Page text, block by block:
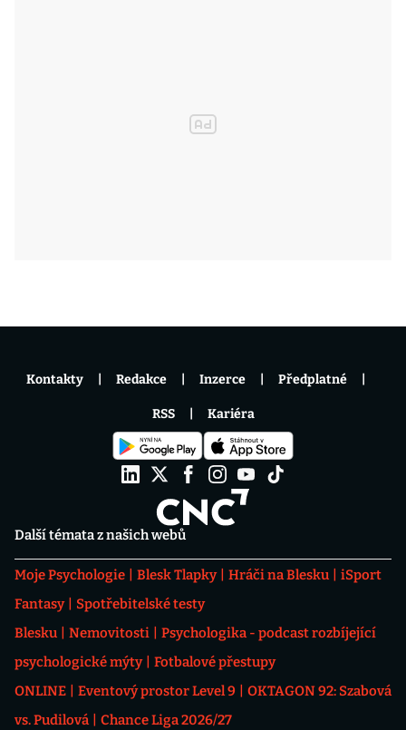
Další témata z našich webů
Moje Psychologie Blesk Tlapky Hráči na Blesku
iSport
Fantasy
Spotřebitelské testy
Blesku
Nemovitosti
Psychologika - podcast rozbíjející
psychologické mýty
Fotbalové přestupy
ONLINE
Eventový prostor Level 9
OKTAGON 92: Szabová
vs. Pudilová
Chance Liga 2026/27
Kontakty Redakce Inzerce Předplatné
RSS Kariéra